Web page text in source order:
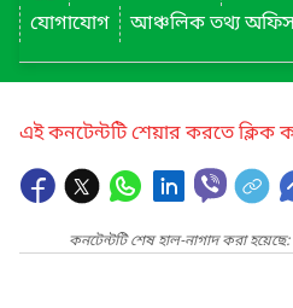
যোগাযোগ
আঞ্চলিক তথ্য
এই কনটেন্টটি শেয়ার করতে ক্লিক
কনটেন্টটি শেষ হাল-নাগাদ করা